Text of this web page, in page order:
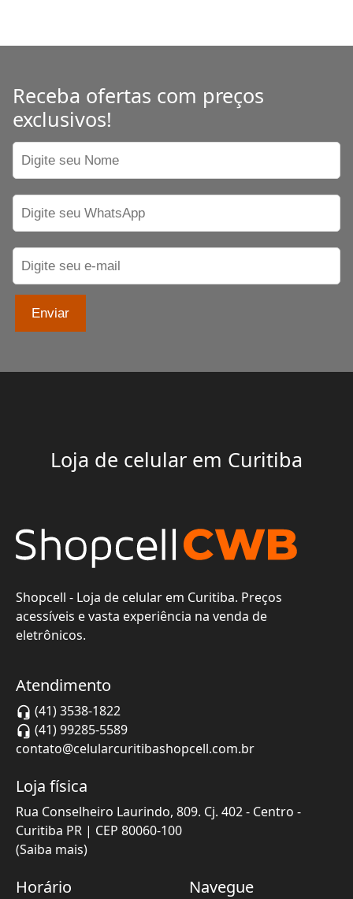
Receba ofertas com preços
exclusivos!
Enviar
Loja de celular em Curitiba
Shopcell - Loja de celular em Curitiba. Preços
acessíveis e vasta experiência na venda de
eletrônicos.
Atendimento
(41) 3538-1822
(41) 99285-5589
contato@celularcuritibashopcell.com.br
Loja física
Rua Conselheiro Laurindo, 809. Cj. 402 - Centro -
Curitiba PR | CEP 80060-100
(Saiba mais)
Horário Navegue